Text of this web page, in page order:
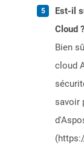
Est-il
Cloud ?
Bien
cloud
savoir